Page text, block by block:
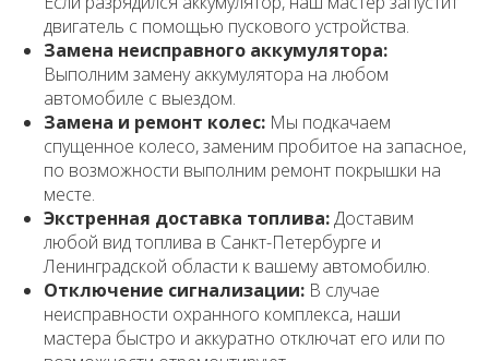
двигатель с помощью пускового устройства.
Замена неисправного аккумулятора:
Выполним замену аккумулятора на любом
автомобиле с выездом.
Замена и ремонт колес: Мы подкачаем
спущенное колесо, заменим пробитое на запасное,
по возможности выполним ремонт покрышки на
месте.
Экстренная доставка топлива:Доставим
любой вид топлива в Санкт-Петербурге и
Ленинградской области к вашему автомобилю.
Отключение сигнализации: В случае
неисправности охранного комплекса, наши
мастера быстро и аккуратно отключат его или по